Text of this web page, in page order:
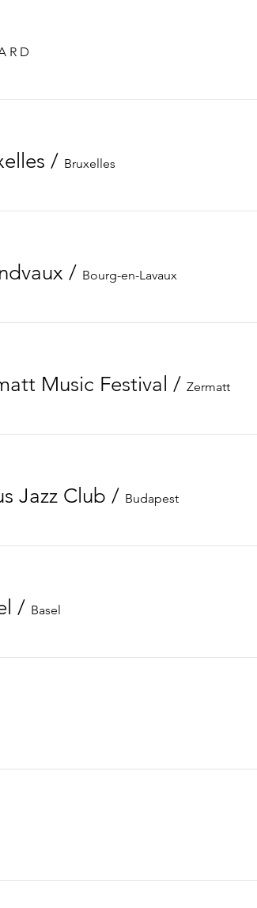
R D
/ Bruxelles
/ Bourg-en-Lavaux
Music Festival / Zermatt
Jazz Club / Budapest
/ Basel